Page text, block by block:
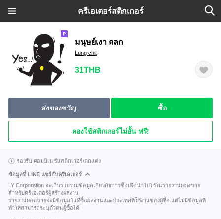
ครีเอเตอร์สติกเกอร์
มนุษย์เงา ตลก
Lung chit
31THB
ส่งของขวัญ ซื้อ
ลองใช้สติกเกอร์ไม่อั้น ฟรี!
รองรับ คอมบิเนชันสติกเกอร์/ตกแต่ง
ข้อมูลที่ LINE แชร์กับครีเอเตอร์
LY Corporation จะเก็บรวบรวมข้อมูลเกี่ยวกับการซื้อเพื่อนำไปใช้ในรายงานยอดขาย
สำหรับครีเอเตอร์ผู้สร้างผลงาน
รายงานยอดขายจะมีข้อมูลวันที่ซื้อผลงานและประเทศที่ใช้งานของผู้ซื้อ แต่ไม่มีข้อมูลที่
ทำให้สามารถระบุตัวตนผู้ซื้อได้